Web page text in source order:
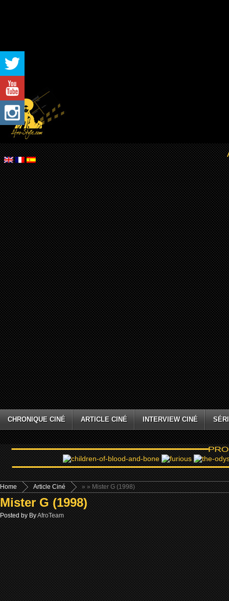
CHRONIQUE CINÉ ARTICLE CINÉ INTERVIEW CINÉ
Home »
Article Ciné » Mister G (1998)
Mister G (1998)
Posted by ByAfroTeam